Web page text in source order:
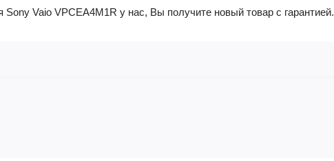
Vaio VPCEA4M1R у нас, Вы получите новый товар с гарантией.